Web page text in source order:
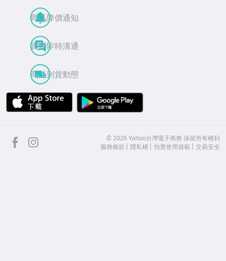
商品降價通知
買賣即時溝通
商品到貨動態
APP Store
facebook ©2026 Yahoo台灣電子商務 保留所有權利
服務條款
隱私權 拍賣使用規範 交易安全